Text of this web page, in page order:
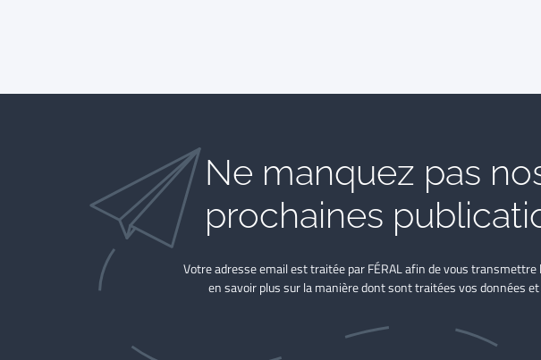
Ne manquez pas
prochaines
Votre adresse email est traitée par FÉRAL afin de vous
en savoir plus sur la manière dont sont traitées vos données